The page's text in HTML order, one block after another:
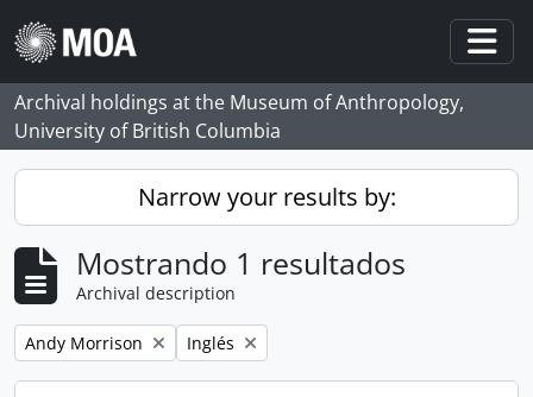
Skip to main content
Archival holdings at the Museum of Anthropology,
University of British Columbia
Narrow your results by:
Mostrando 1 resultados
Archival description
Remove filter:
Andy Morrison Remove filter:
Inglés